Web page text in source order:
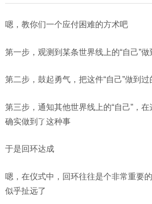
嗯，教你们一个应付困难的方术吧
第一步，观测到某条世界线上的“自己”
第二步，鼓起勇气，把这件“自己”做到
第三步，通知其他世界线上的“自己”，
确实做到了这种事
于是回环达成
嗯，在仪式中，回环往往是个非常重要
似乎扯远了